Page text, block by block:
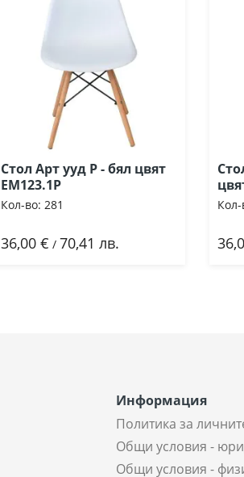
Стол Арт ууд Р - бял цвят
ΕΜ123.1P
Кол-во: 281
36,00 € / 70,41 лв.
Добави
Кол-
Информация
Политика за
Общи условия -
Общи условия -